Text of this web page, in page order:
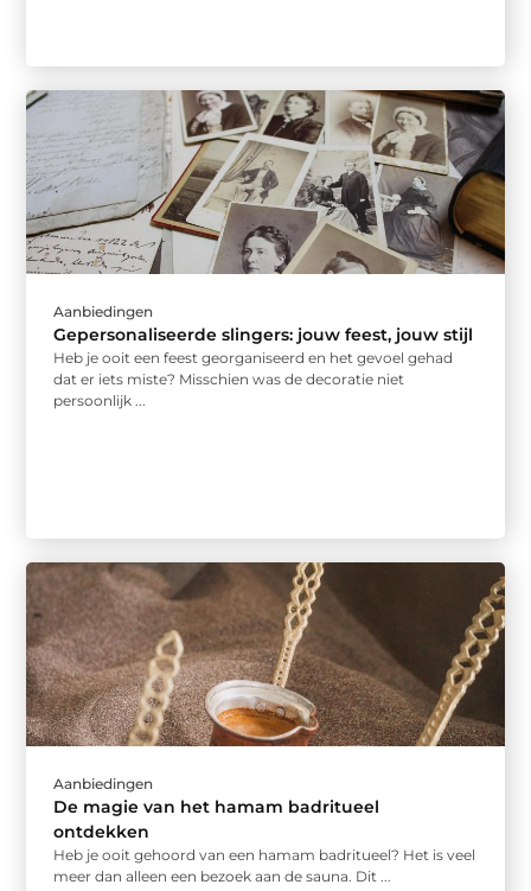
Aanbiedingen
Gepersonaliseerde slingers: jouw feest, jouw stijl
Heb je ooit een feest georganiseerd en het gevoel gehad
dat er iets miste? Misschien was de decoratie niet
persoonlijk ...
Aanbiedingen
De magie van het hamam badritueel
ontdekken
Heb je ooit gehoord van een hamam badritueel? Het is veel
meer dan alleen een bezoek aan de sauna. Dit ...